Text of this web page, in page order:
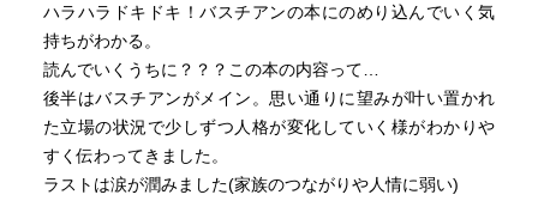
ハラハラドキドキ！バスチアンの本にのめり込んでいく気
持ちがわかる。
読んでいくうちに？？？この本の内容って…
後半はバスチアンがメイン。思い通りに望みが叶い置かれ
た立場の状況で少しずつ人格が変化していく様がわかりや
すく伝わってきました。
ラストは涙が潤みました(家族のつながりや人情に弱い)